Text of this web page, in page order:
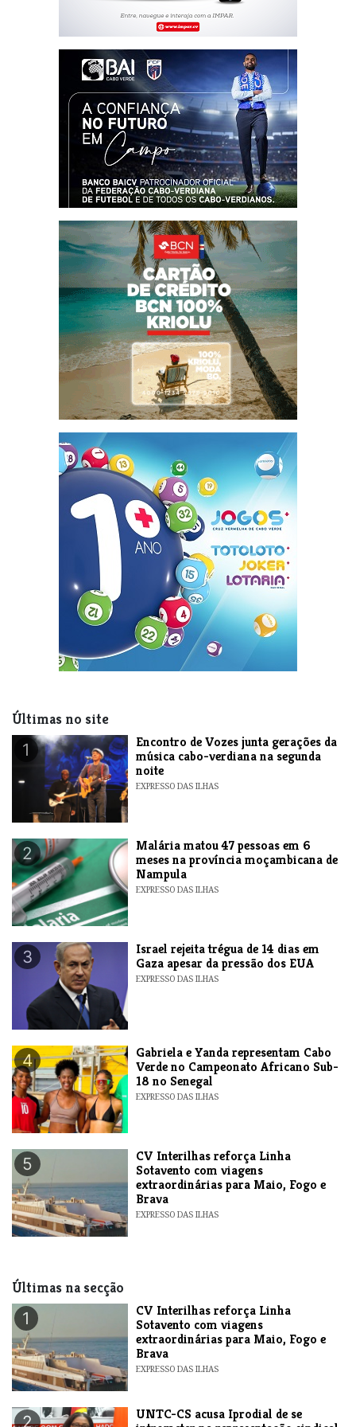
Últimas no site
1
Encontro de Vozes junta gerações da
música cabo-verdiana na segunda
noite
EXPRESSO DAS ILHAS
2
​Malária matou 47 pessoas em 6
meses na província moçambicana de
Nampula
EXPRESSO DAS ILHAS
3
​Israel rejeita trégua de 14 dias em
Gaza apesar da pressão dos EUA
EXPRESSO DAS ILHAS
4
Gabriela e Yanda representam Cabo
Verde no Campeonato Africano Sub-
18 no Senegal
EXPRESSO DAS ILHAS
5
​CV Interilhas reforça Linha
Sotavento com viagens
extraordinárias para Maio, Fogo e
Brava
EXPRESSO DAS ILHAS
Últimas na secção
1
​CV Interilhas reforça Linha
Sotavento com viagens
extraordinárias para Maio, Fogo e
Brava
EXPRESSO DAS ILHAS
2
UNTC-CS acusa Iprodial de se